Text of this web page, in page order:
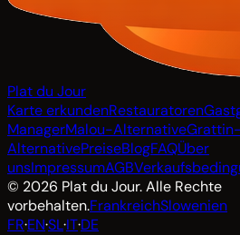
Plat du Jour
Karte erkundenRestauratoren
ManagerMalou-AlternativeGrattin-
AlternativePreiseBlogFAQÜber
unsImpressumAGB
© 2026 Plat du Jour. Alle Rechte
vorbehalten.FrankreichSlowenien
FR·EN·SL·IT·DE